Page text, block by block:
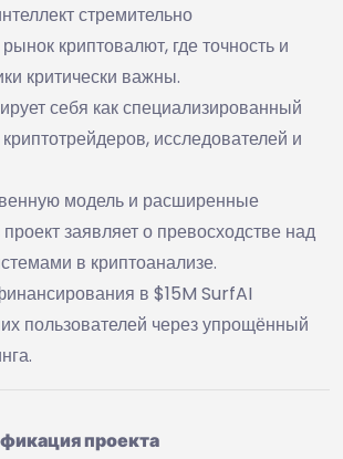
стремительно
криптовалют, где точность и
критически важны.
себя как специализированный
исследователей и
модель и расширенные
заявляет о превосходстве над
в криптоанализе.
в $15M SurfAI
пользователей через упрощённый
проекта